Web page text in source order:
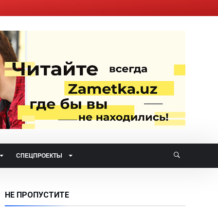
СПЕЦПРОЕКТЫ
НЕ ПРОПУСТИТЕ